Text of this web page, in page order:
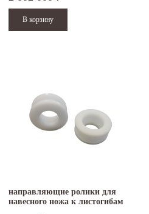
праздники 2025 - 2026 г.: г. Москва: 29, 30
декабря - работаем в...
Читать дальше
направляющие ролики для
навесного ножа к листогибам